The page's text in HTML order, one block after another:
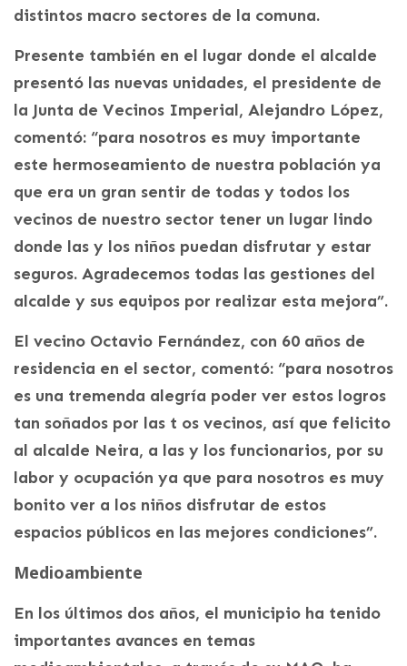
distintos macro sectores de la comuna.
Presente también en el lugar donde el alcalde
presentó las nuevas unidades, el presidente de
la Junta de Vecinos Imperial, Alejandro López,
comentó: “para nosotros es muy importante
este hermoseamiento de nuestra población ya
que era un gran sentir de todas y todos los
vecinos de nuestro sector tener un lugar lindo
donde las y los niños puedan disfrutar y estar
seguros. Agradecemos todas las gestiones del
alcalde y sus equipos por realizar esta mejora”.
El vecino Octavio Fernández, con 60 años de
residencia en el sector, comentó: “para nosotros
es una tremenda alegría poder ver estos logros
tan soñados por las t os vecinos, así que felicito
al alcalde Neira, a las y los funcionarios, por su
labor y ocupación ya que para nosotros es muy
bonito ver a los niños disfrutar de estos
espacios públicos en las mejores condiciones”.
Medioambiente
En los últimos dos años, el municipio ha tenido
importantes avances en temas